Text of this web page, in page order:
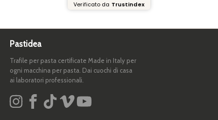
Verificato da Trustindex
Pastidea
Trafile per pasta certificate Made in Italy per
ogni macchina per pasta. Dai cuochi di casa
ai laboratori professionali.